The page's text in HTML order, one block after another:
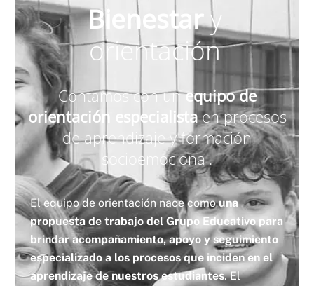
Bienestary
orientación
Contamos con unequipo de
orientación especialistaen procesos
de aprendizaje y formación
socioemocional.
El equipo de orientación nace comouna
propuesta de trabajo del Grupo Educativo para
brindar acompañamiento, apoyo y seguimiento
especializado a los procesos que inciden en el
aprendizaje de nuestros estudiantes. El